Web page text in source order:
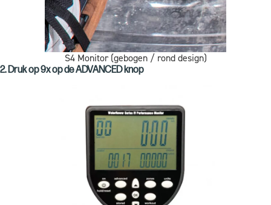
S4 Monitor (gebogen / rond design)
2. Druk op 9x op de ADVANCED knop